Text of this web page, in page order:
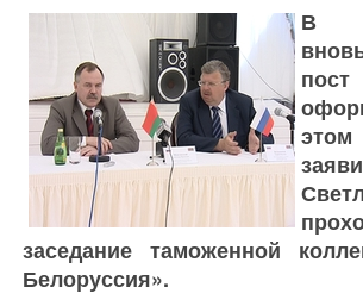
В
пост
заседание таможенной
Белоруссия».